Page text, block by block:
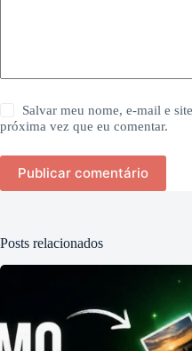
Salvar meu nome, e-mail e
próxima vez que eu comentar.
Publicar comentário
Posts relacionados